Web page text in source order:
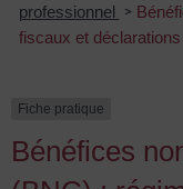
professionnel
>
fiscaux et déclarations
Fiche pratique
Bénéfices